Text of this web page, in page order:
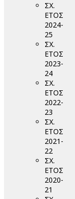
ΣΧ.
ΕΤΟΣ
2024-
25
ΣΧ.
ΕΤΟΣ
2023-
24
ΣΧ.
ΕΤΟΣ
2022-
23
ΣΧ.
ΕΤΟΣ
2021-
22
ΣΧ.
ΕΤΟΣ
2020-
21